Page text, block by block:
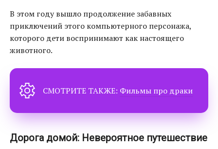
В этом году вышло продолжение забавных
приключений этого компьютерного персонажа,
которого дети воспринимают как настоящего
животного.
СМОТРИТЕ ТАКЖЕ: Фильмы про драки
Дорога домой: Невероятное путешествие